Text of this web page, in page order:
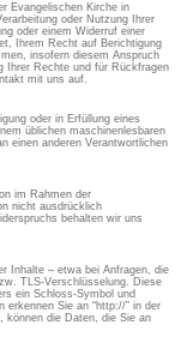
Evangelischen Kirche in
oder Nutzung Ihrer
oder einem Widerruf einer
Ihrem Recht auf Berichtigung
insofern diesem Anspruch
Ihrer Rechte und für Rückfragen
mit uns auf.
oder in Erfüllung eines
üblichen maschinenlesbaren
einen anderen Verantwortlichen
im Rahmen der
nicht ausdrücklich
behalten wir uns
Inhalte – etwa bei Anfragen, die
TLS-Verschlüsselung. Diese
ein Schloss-Symbol und
erkennen Sie an “http://” in der
können die Daten, die Sie an